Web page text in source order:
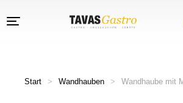
Start > Wandhauben > Wandhaube mit